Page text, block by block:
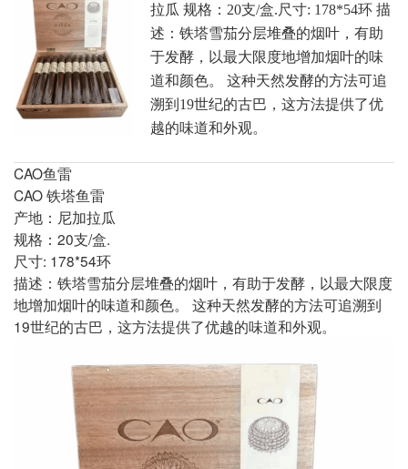
拉瓜 规格：20支/盒.尺寸: 178*54环 描
述：铁塔雪茄分层堆叠的烟叶，有助
于发酵，以最大限度地增加烟叶的味
道和颜色。 这种天然发酵的方法可追
溯到19世纪的古巴，这方法提供了优
越的味道和外观。
CAO鱼雷
CAO 铁塔鱼雷
产地：尼加拉瓜
规格：20支/盒.
尺寸: 178*54环
描述：铁塔雪茄分层堆叠的烟叶，有助于发酵，以最大限度
地增加烟叶的味道和颜色。 这种天然发酵的方法可追溯到
19世纪的古巴，这方法提供了优越的味道和外观。